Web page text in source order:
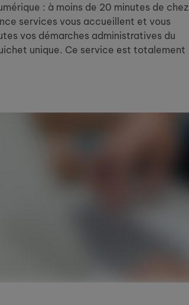
: à moins de 20 minutes de chez
services vous accueillent et vous
vos démarches administratives du
unique. Ce service est totalement